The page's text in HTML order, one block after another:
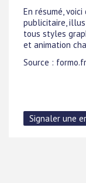
En résumé,
publicitaire,
tous styles
et animation
Source :